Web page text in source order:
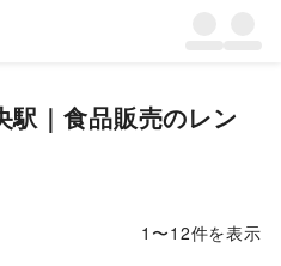
駅｜食品販売のレン
1 〜12件を表示